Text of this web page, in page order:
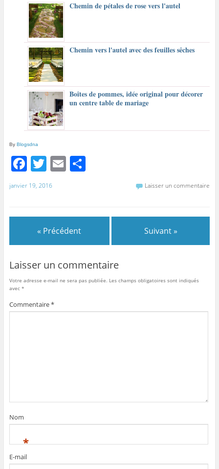
Chemin de pétales de rose vers l'autel
Chemin vers l'autel avec des feuilles sêches
Boîtes de pommes, idée original pour décorer
un centre table de mariage
By Blogsdna
F
a
c
o
o
k
T
w
itt
E P
janvier 19, 2016 Laisser un commentaire
« Précédent Suivant »
Laisser un commentaire
Votre adresse e-mail ne sera pas publiée. Les champs obligatoires sont indiqués
avec *
Commentaire*
Nom
*
E-mail